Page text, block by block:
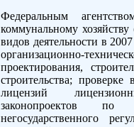
Федеральным
коммунальному
видов деятельности в
организационно-
проектирования,
строительства;
лицензий
законопроектов по
негосударственного